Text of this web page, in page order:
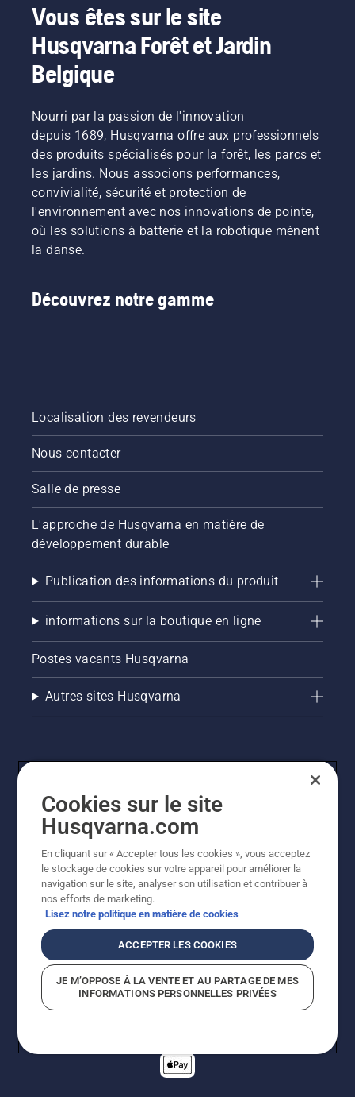
Vous êtes sur le site
Husqvarna Forêt et Jardin
Belgique
Nourri par la passion de l'innovation
depuis 1689, Husqvarna offre aux professionnels
des produits spécialisés pour la forêt, les parcs et
les jardins. Nous associons performances,
convivialité, sécurité et protection de
l'environnement avec nos innovations de pointe,
où les solutions à batterie et la robotique mènent
la danse.
Découvrez notre gamme
Localisation des revendeurs
Nous contacter
Salle de presse
L'approche de Husqvarna en matière de
développement durable
Publication des informations du produit
informations sur la boutique en ligne
Postes vacants Husqvarna
Autres sites Husqvarna
© Husqvarna AB (publ). Tous droits réservés. Les prix
indiqués sont des prix de vente conseillés. Tous les prix
indiqués sont des prix de vente recommandés (TVA
incluse), sauf si le produit est disponible pour un achat
direct.
Politique relative aux cookiesConditions d'utilisation
Signalement de violations présumées
Cookies sur le site
Husqvarna.com
En cliquant sur « Accepter tous les cookies », vous acceptez
le stockage de cookies sur votre appareil pour améliorer la
navigation sur le site, analyser son utilisation et contribuer à
nos efforts de marketing.
Lisez notre politique en matière de cookies
ACCEPTER LES COOKIES
JE M’OPPOSE À LA VENTE ET AU PARTAGE DE MES
INFORMATIONS PERSONNELLES PRIVÉES